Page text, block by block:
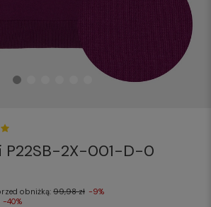
P22SB-2X-001-D-0
obniżką: 99,98 zł -9%
-40%